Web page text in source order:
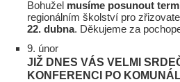
Bohužel musíme posunout
regionálním školství pro
22. dubna. Děkujeme za
9. únor
JIŽ DNES VÁS VELMI
KONFERENCI PO